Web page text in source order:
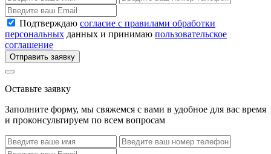
Подтверждаю согласие с правилами обработки
персональных данных и принимаю пользовательское
соглашение
Отправить заявку
Оставьте заявку
Заполните форму, мы свяжемся с вами в удобное для вас время
и проконсультируем по всем вопросам